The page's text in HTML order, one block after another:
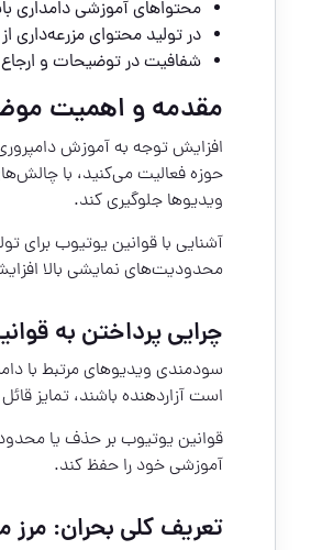
محتواهای آموزشی دامداری
در تولید محتوای مزرعه‌داری
شفافیت در توضیحات و
مقدمه و اهمیت
افزایش توجه به آموزش
حوزه فعالیت می‌کنید، با
ویدیوها جلوگیری کند.
آشنایی با قوانین یوتیوب برای
محدودیت‌های نمایشی بالا
چرایی پرداختن به
سودمندی ویدیوهای مرتبط با
است آزاردهنده باشند، تمایز
قوانین یوتیوب بر حذف یا
آموزشی خود را حفظ کند.
تعریف کلی بحران: مرز